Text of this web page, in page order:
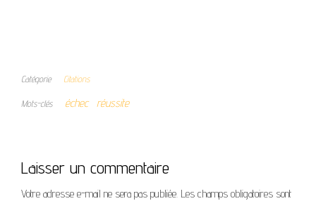
Catégorie Citations
Mots-clés échec réussite
Laisser un commentaire
Votre adresse e-mail ne sera pas publiée. Les champs obligatoires sont